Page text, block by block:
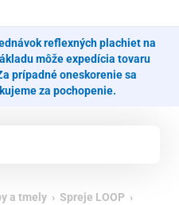
reflexných plachiet na
môže expedícia tovaru
prípadné oneskorenie sa
za pochopenie.
a tmely › Spreje LOOP ›